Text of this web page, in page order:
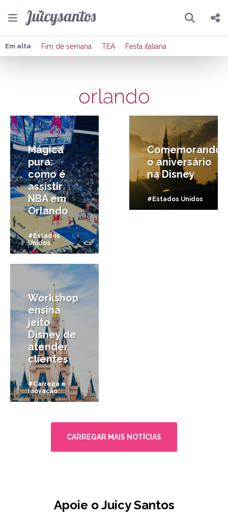
Pesquisar
Compartilhar
Publicar no Facebook
Publicar no X
Em alta Fim de semana TEA Festa italiana
orlando
Mágica
pura:
como é
assistir
NBA em
Orlando
#Estados
Unidos
Comemorando
o aniversário
na Disney
#Estados Unidos
26/04/2017
Workshop
ensina
jeito
Disney de
atender
clientes
#Carreira e
Inovação
CARREGAR MAIS NOTÍCIAS
Apoie o Juicy Santos